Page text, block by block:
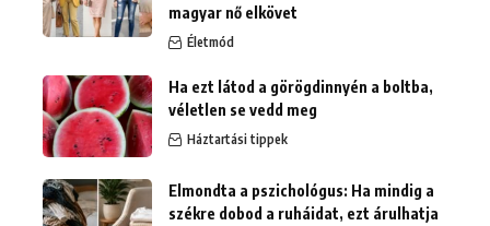
magyar nő elkövet
Életmód
Ha ezt látod a görögdinnyén a boltba,
véletlen se vedd meg
Háztartási tippek
Elmondta a pszichológus: Ha mindig a
székre dobod a ruháidat, ezt árulhatja